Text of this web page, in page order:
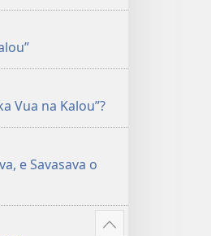
Vua na Kalou”?
e Savasava o